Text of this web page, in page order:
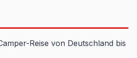
Reise von Deutschland bis